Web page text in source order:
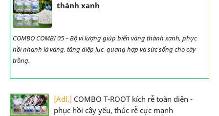
thành xanh
COMBO COMBI 05 – Bộ vi lượng giúp biến vàng thành xanh, phục
hồi nhanh lá vàng, tăng diệp lục, quang hợp và sức sống cho cây
trồng.
[Adl.] COMBO T-ROOT kích rễ toàn diện -
phục hồi cây yếu, thúc rễ cực mạnh